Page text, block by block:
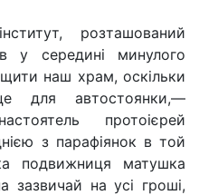
розташований
у середині минулого
наш храм, оскільки
для автостоянки,—
протоієрей
з парафіянок в той
подвижниця матушка
зазвичай на усі гроші,